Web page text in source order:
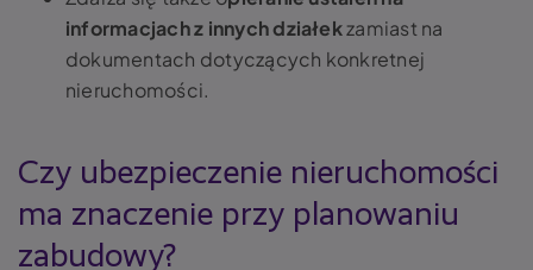
informacjach z innych działekzamiast na
dokumentach dotyczących konkretnej
nieruchomości.
Czy ubezpieczenie nieruchomości
ma znaczenie przy planowaniu
zabudowy?